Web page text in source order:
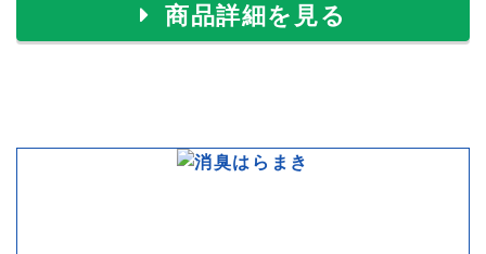
商品詳細を見る